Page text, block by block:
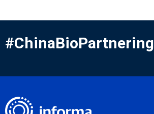
#ChinaBioPartnering